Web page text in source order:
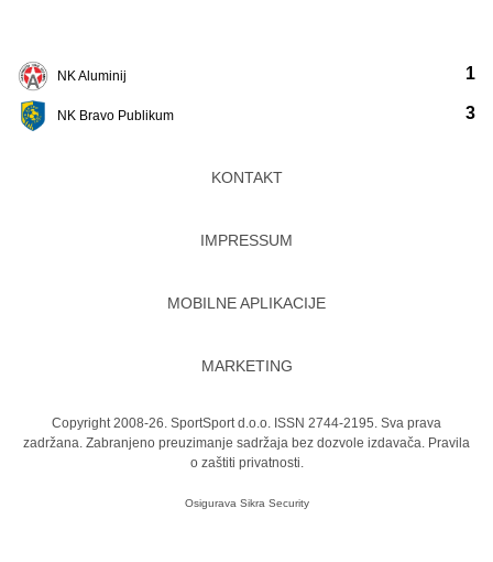
NK Aluminij
NK Bravo Publikum
1
3
KONTAKT
IMPRESSUM
MOBILNE APLIKACIJE
MARKETING
Copyright 2008-26. SportSport d.o.o. ISSN 2744-2195. Sva prava
zadržana. Zabranjeno preuzimanje sadržaja bez dozvole izdavača. Pravila
o zaštiti privatnosti.
Osigurava Sikra Security